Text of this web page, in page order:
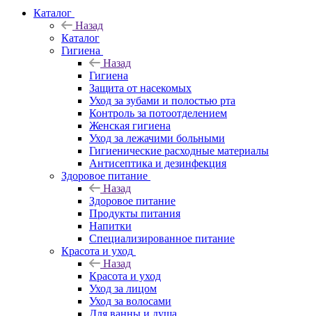
Каталог
Назад
Каталог
Гигиена
Назад
Гигиена
Защита от насекомых
Уход за зубами и полостью рта
Контроль за потоотделением
Женская гигиена
Уход за лежачими больными
Гигиенические расходные материалы
Антисептика и дезинфекция
Здоровое питание
Назад
Здоровое питание
Продукты питания
Напитки
Специализированное питание
Красота и уход
Назад
Красота и уход
Уход за лицом
Уход за волосами
Для ванны и душа